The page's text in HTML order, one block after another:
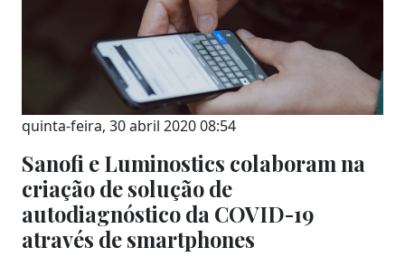
quinta-feira, 30 abril 2020 08:54
Sanofi e Luminostics colaboram na
criação de solução de
autodiagnóstico da COVID-19
através de smartphones